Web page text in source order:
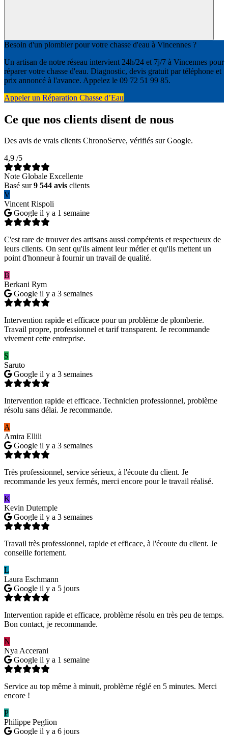
Besoin d'un plombier pour votre chasse d'eau à Vincennes ?
Un artisan de notre réseau intervient 24h/24 et 7j/7 à Vincennes pour
réparer votre chasse d'eau. Diagnostic, devis gratuit par téléphone et
prix annoncé à l'avance. Appelez le 09 72 51 99 85.
Appeler un Réparation Chasse d’Eau
Ce que nos clients disent de nous
Des avis de vrais clients ChronoServe, vérifiés sur Google.
4,9 /5
Note Globale Excellente
Basé sur9 544 avis clients
V
Vincent Rispoli
Google il y a 1 semaine
C'est rare de trouver des artisans aussi compétents et respectueux de
leurs clients. On sent qu'ils aiment leur métier et qu'ils mettent un
point d'honneur à fournir un travail de qualité.
B
Berkani Rym
Google il y a 3 semaines
Intervention rapide et efficace pour un problème de plomberie.
Travail propre, professionnel et tarif transparent. Je recommande
vivement cette entreprise.
S
Saruto
Google il y a 3 semaines
Intervention rapide et efficace. Technicien professionnel, problème
résolu sans délai. Je recommande.
A
Amira Ellili
Google il y a 3 semaines
Très professionnel, service sérieux, à l'écoute du client. Je
recommande les yeux fermés, merci encore pour le travail réalisé.
K
Kevin Dutemple
Google il y a 3 semaines
Travail très professionnel, rapide et efficace, à l'écoute du client. Je
conseille fortement.
L
Laura Eschmann
Google il y a 5 jours
Intervention rapide et efficace, problème résolu en très peu de temps.
Bon contact, je recommande.
N
Nya Accerani
Google il y a 1 semaine
Service au top même à minuit, problème réglé en 5 minutes. Merci
encore !
P
Philippe Peglion
Google il y a 6 jours